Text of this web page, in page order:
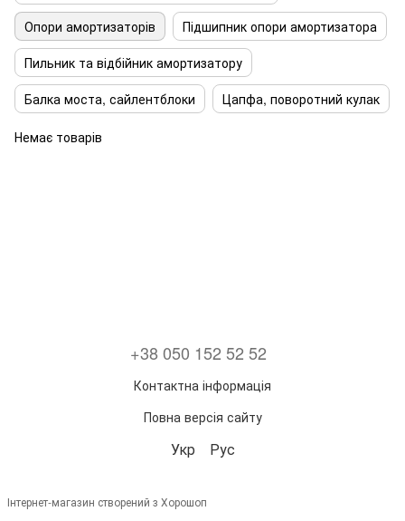
Опори амортизаторів
Підшипник опори амортизатора
Пильник та відбійник амортизатору
Балка моста, сайлентблоки
Цапфа, поворотний кулак
Немає товарів
+38 050 152 52 52
Контактна інформація
Повна версія сайту
Укр Рус
Інтернет-магазин створений з Хорошоп